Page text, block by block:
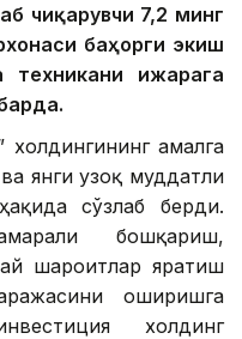
чиқарувчи 7,2 минг
баҳорги экиш
техникани ижарага
холдингининг амалга
янги узоқ муддатли
сўзлаб берди.
бошқариш,
шароитлар яратиш
оширишга
холдинг